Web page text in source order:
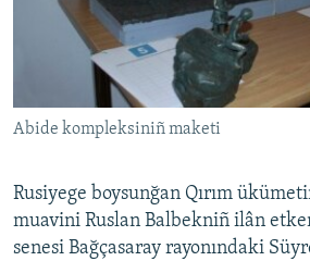
Русский
Українською
QOŞULIÑIZ!
RFE/RS bütün saytları
Abide kompleksiniñ maketi
Rusiyege boysunğan Qırım
muavini Ruslan Balbekniñ ilân
senesi Bağçasaray rayonındaki